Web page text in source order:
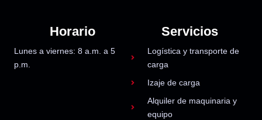
Horario
Lunes a viernes: 8 a.m. a 5
p.m.
Servicios
Logística y transporte de
carga
Izaje de carga
Alquiler de maquinaria y
equipo